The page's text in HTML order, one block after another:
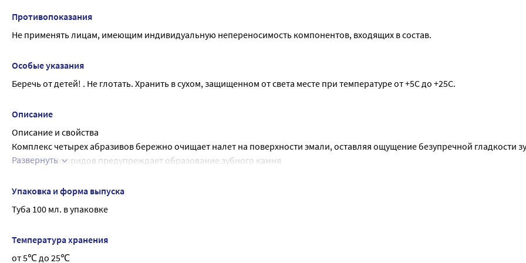
Противопоказания
Не применять лицам, имеющим индивидуальную непереносимость компонентов, входящих в состав.
Особые указания
Беречь от детей! . Не глотать. Хранить в сухом, защищенном от света месте при температуре от +5С до +25С.
Описание
Описание и свойства
Комплекс четырех абразивов бережно очищает налет на поверхности эмали, оставляя ощущение безупречной гладкости
Комплекс фторидов предупреждает образование зубного камня
Ксилитол способствует подавлению кариесогенных бактерий в полости рта.
Паста черного цвета со вкусом ледяной мяты.
Развернуть
Упаковка и форма выпуска
Туба 100 мл. в упаковке
Температура хранения
от 5℃ до 25℃